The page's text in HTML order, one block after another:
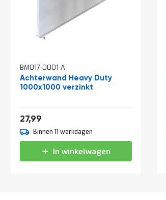
BM017-0001-A
Achterwand Heavy Duty
1000x1000 verzinkt
Vanaf
27,99
Binnen 11 werkdagen
In winkelwagen